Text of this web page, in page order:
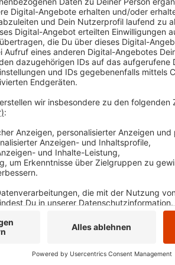
Seit 2023 ist eine Securityfirma in
Stadtverwaltung in der Ratsvorlage
in Milspe. Die wolle man mit dem
Ordnungsdienst habe zu wenig
Anzeige